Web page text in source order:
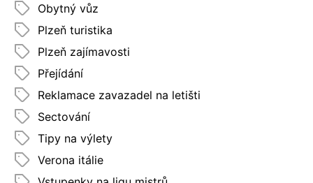
Obytný vůz
Plzeň turistika
Plzeň zajímavosti
Přejídání
Reklamace zavazadel na letišti
Sectování
Tipy na výlety
Verona itálie